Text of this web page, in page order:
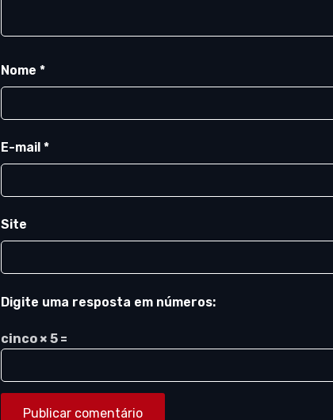
Nome*
E-mail*
Site
Digite uma resposta em números:
cinco × 5 =